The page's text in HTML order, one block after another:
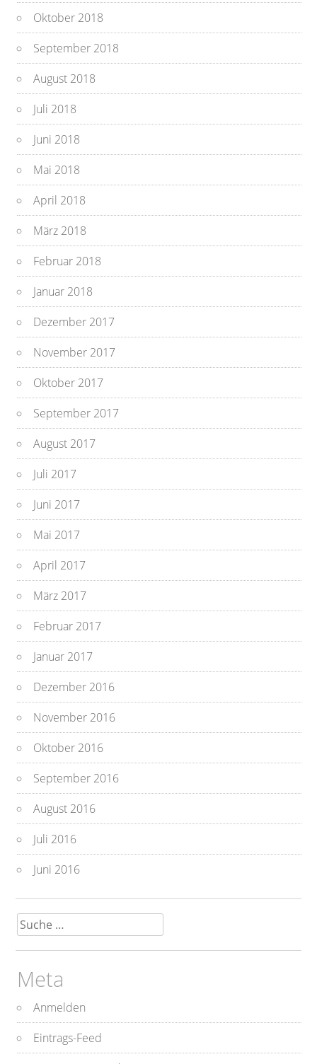
Oktober 2018
September 2018
August 2018
Juli 2018
Juni 2018
Mai 2018
April 2018
März 2018
Februar 2018
Januar 2018
Dezember 2017
November 2017
Oktober 2017
September 2017
August 2017
Juli 2017
Juni 2017
Mai 2017
April 2017
März 2017
Februar 2017
Januar 2017
Dezember 2016
November 2016
Oktober 2016
September 2016
August 2016
Juli 2016
Juni 2016
Suche
nach:
Meta
Anmelden
Eintrags-Feed